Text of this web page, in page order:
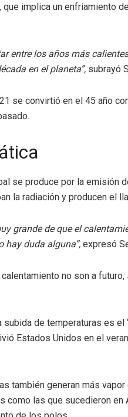
que implica un enfriamiento
entre los años más
en el planeta”, subrayó
se convirtió en el 45 año
se produce por la emisión
la radiación y producen el
grande de que el
hay duda alguna”, expresó
no son a
de temperaturas es el
Estados Unidos en el
también generan más
como las que sucedieron en